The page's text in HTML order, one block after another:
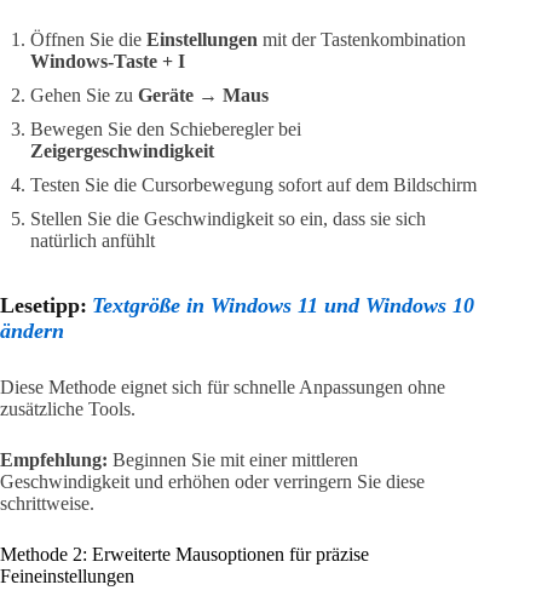
Öffnen Sie die Einstellungen mit der Tastenkombination
Windows-Taste + I
Gehen Sie zu Geräte → Maus
Bewegen Sie den Schieberegler bei
Zeigergeschwindigkeit
Testen Sie die Cursorbewegung sofort auf dem Bildschirm
Stellen Sie die Geschwindigkeit so ein, dass sie sich
natürlich anfühlt
Lesetipp: Textgröße in Windows 11 und Windows 10
ändern
Diese Methode eignet sich für schnelle Anpassungen ohne
zusätzliche Tools.
Empfehlung: Beginnen Sie mit einer mittleren
Geschwindigkeit und erhöhen oder verringern Sie diese
schrittweise.
Methode 2: Erweiterte Mausoptionen für präzise
Feineinstellungen